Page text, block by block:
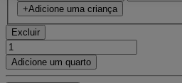
+Adicione uma criança
Excluir
Adicione um quarto